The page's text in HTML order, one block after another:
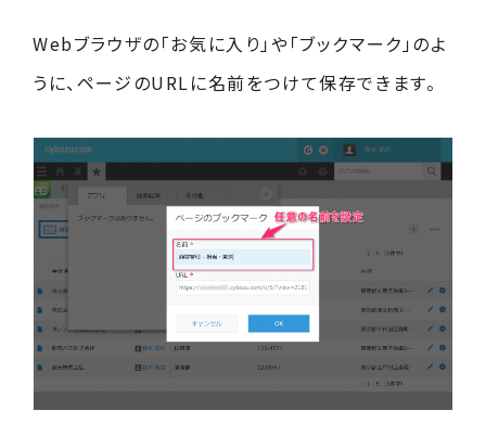
Webブラウザの「お気に入り」や「ブックマーク」のよ
うに、ページのURLに名前をつけて保存できます。